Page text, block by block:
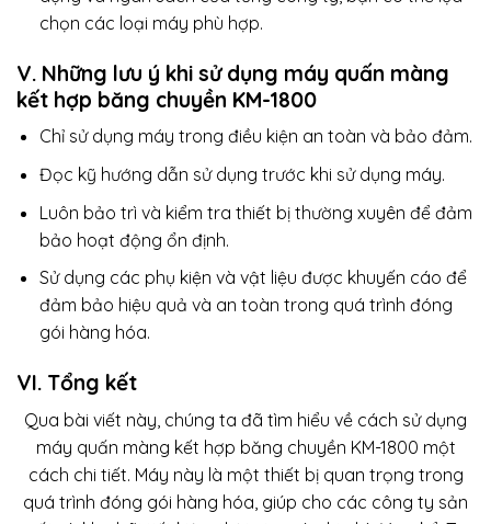
chọn các loại máy phù hợp.
V. Những lưu ý khi sử dụng máy quấn màng
kết hợp băng chuyền KM-1800
Chỉ sử dụng máy trong điều kiện an toàn và bảo đảm.
Đọc kỹ hướng dẫn sử dụng trước khi sử dụng máy.
Luôn bảo trì và kiểm tra thiết bị thường xuyên để đảm
bảo hoạt động ổn định.
Sử dụng các phụ kiện và vật liệu được khuyến cáo để
đảm bảo hiệu quả và an toàn trong quá trình đóng
gói hàng hóa.
VI. Tổng kết
Qua bài viết này, chúng ta đã tìm hiểu về cách sử dụng
máy quấn màng kết hợp băng chuyền KM-1800 một
cách chi tiết. Máy này là một thiết bị quan trọng trong
quá trình đóng gói hàng hóa, giúp cho các công ty sản